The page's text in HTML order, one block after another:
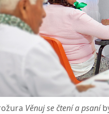
Věnuj se čtení a psaní